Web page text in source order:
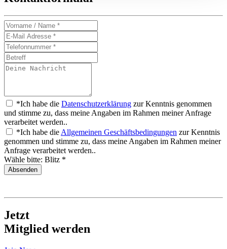
*Ich habe die Datenschutzerklärung zur Kenntnis genommen
und stimme zu, dass meine Angaben im Rahmen meiner Anfrage
verarbeitet werden..
*Ich habe die Allgemeinen Geschäftsbedingungen zur Kenntnis
genommen und stimme zu, dass meine Angaben im Rahmen meiner
Anfrage verarbeitet werden..
Wähle bitte: Blitz *
Jetzt
Mitglied werden